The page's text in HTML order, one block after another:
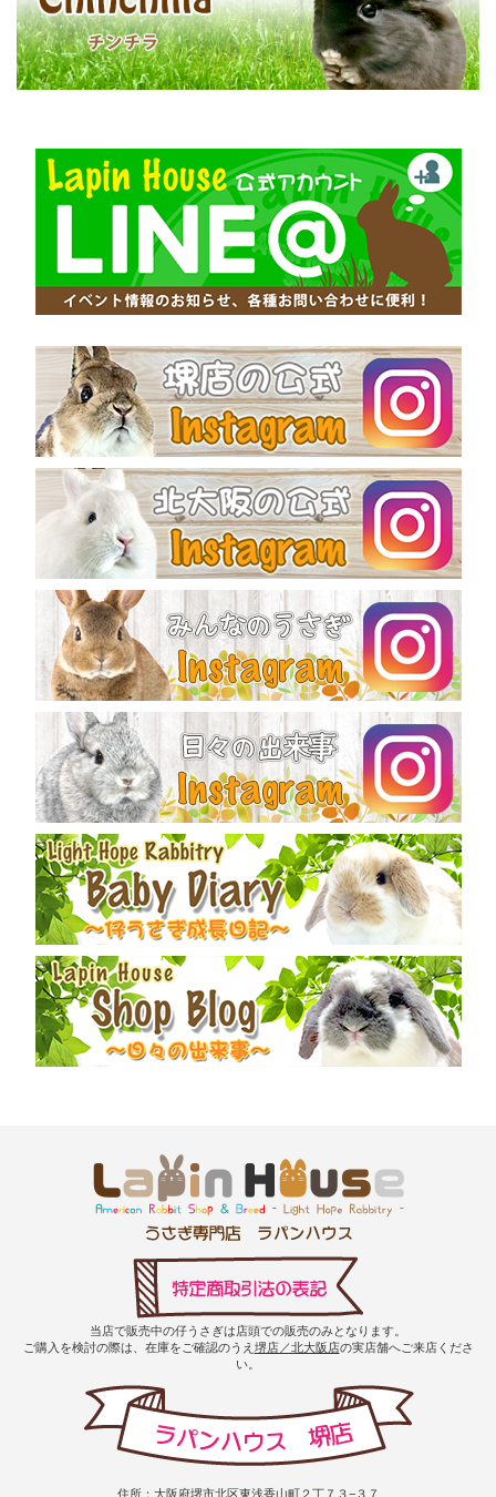
当店で販売中の仔うさぎは店頭での販売のみとなります。
ご購入を検討の際は、在庫をご確認のうえ 堺店／北大阪店の実店舗へご来店くださ
い。
住所：大阪府堺市北区東浅香山町２丁７３−３７